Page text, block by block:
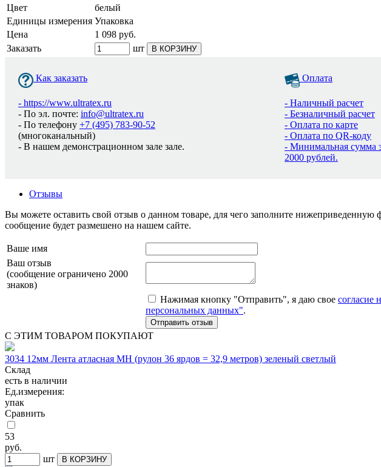
Цвет
белый
Единицы измерения Упаковка
Цена
1 098 руб.
Заказать
шт В КОРЗИНУ
Как заказать
- https://www.ultratex.ru
- По эл. почте: info@ultratex.ru
- По телефону +7 (495) 783-90-52
(многоканальный)
- В нашем демонстрационном зале зале.
Оплата
- Наличный расчет
- Безналичный расчет
- Оплата по карте
- Оплата по QR-коду
- Минимальная сумма
2000 рублей.
Отзывы
Вы можете оставить свой отзыв о данном товаре, для чего заполните
сообщение будет размешено на нашем сайте.
Ваше имя
Ваш отзыв
(сообщение ограничено 2000
знаков)
Нажимая кнопку "Отправить", я даю свое согласие
персональных данных".
С ЭТИМ ТОВАРОМ ПОКУПАЮТ
3034 12мм Лента атласная МН (рулон 36 ярдов = 32,9 метров) зеленый светлый
Склад
есть в наличии
Ед.измерения:
упак
Сравнить
53
руб.
шт
В КОРЗИНУ